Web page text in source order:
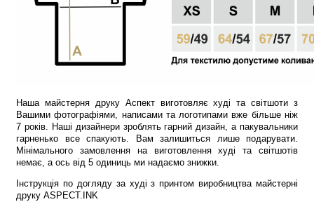
Наша майстерня друку Аспект виготовляє худі та світшоти з
Вашими фотографіями, написами та логотипами вже більше ніж
7 років. Наші дизайнери зроблять гарний дизайн, а пакувальники
гарненько все спакують. Вам залишиться лише подарувати.
Мінімального замовлення на виготовлення худі та світшотів
немає, а ось від 5 одиниць ми надаємо знижки.
Інструкція по догляду за худі з принтом виробництва майстерні
друку ASPECT.INK